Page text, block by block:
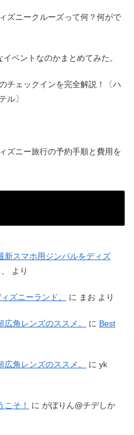
ズニークルーズって何？何がで
ベントなのかまとめてみた。
チェックインを完全解説！〔ハ
ル〕
ズニー旅行の予約手順と費用を
新スマホ用ジンバルをディズ
より
ズニーランド。 に まお より
角レンズのススメ。 に Best
角レンズのススメ。 に yk
そ！ に がぼりん@チデしか